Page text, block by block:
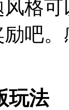
格
吧
玩法